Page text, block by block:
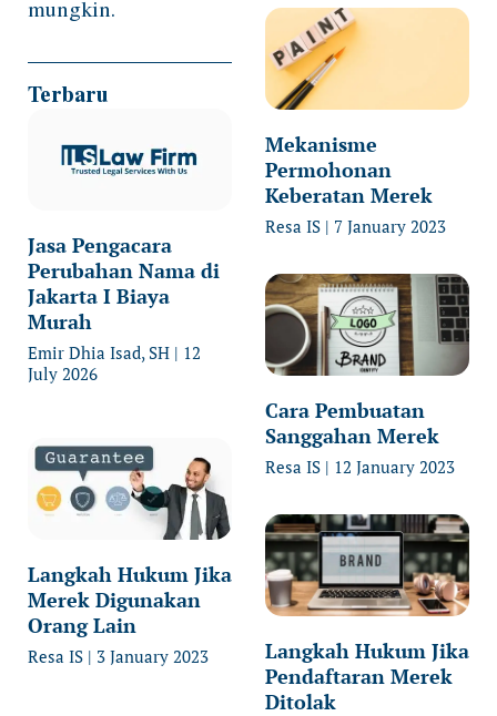
mungkin.
Terbaru
Jasa Pengacara
Perubahan Nama di
Jakarta I Biaya
Murah
Emir Dhia Isad, SH
12
July 2026
Langkah Hukum Jika
Merek Digunakan
Orang Lain
Resa IS 3 January 2023
Mekanisme
Permohonan
Keberatan Merek
Resa IS 7 January 2023
Cara Pembuatan
Sanggahan Merek
Resa IS 12 January 2023
Langkah Hukum Jika
Pendaftaran Merek
Ditolak